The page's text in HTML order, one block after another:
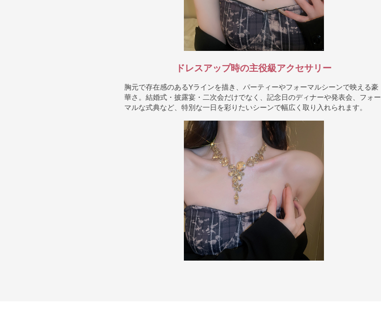
ドレスアップ時の主役級アクセサリー
胸元で存在感のあるYラインを描き、パーティーやフォーマルシーンで映える豪
華さ。結婚式・披露宴・二次会だけでなく、記念日のディナーや発表会、フォー
マルな式典など、特別な一日を彩りたいシーンで幅広く取り入れられます。